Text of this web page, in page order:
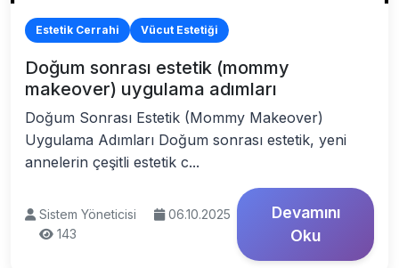
Estetik Cerrahi Vücut Estetiği
Doğum sonrası estetik (mommy
makeover) uygulama adımları
Doğum Sonrası Estetik (Mommy Makeover)
Uygulama Adımları Doğum sonrası estetik, yeni
annelerin çeşitli estetik c...
Sistem Yöneticisi
06.10.2025
143
Devamını
Oku